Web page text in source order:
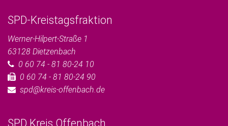
SPD-Kreistagsfraktion
Werner-Hilpert-Straße 1
63128 Dietzenbach
0 60 74 - 81 80-24 10
0 60 74 - 81 80-24 90
spd@kreis-offenbach.de
SPD Kreis Offenbach